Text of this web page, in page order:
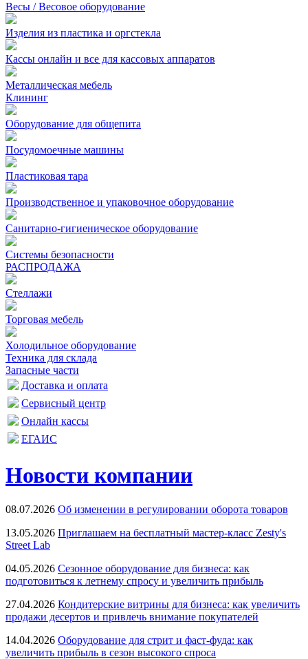
Весы / Весовое оборудование
Изделия из пластика и оргстекла
Кассы онлайн и все для кассовых аппаратов
Металлическая мебель
Клининг
Оборудование для общепита
Посудомоечные машины
Пластиковая тара
Производственное и упаковочное оборудование
Санитарно-гигиеническое оборудование
Системы безопасности
РАСПРОДАЖА
Стеллажи
Торговая мебель
Холодильное оборудование
Техника для склада
Запасные части
Доставка и оплата
Сервисный центр
Онлайн кассы
ЕГАИС
Новости компании
08.07.2026 Об изменении в регулировании оборота товаров
13.05.2026 Приглашаем на бесплатный мастер-класс Zesty's
Street Lab
04.05.2026 Сезонное оборудование для бизнеса: как
подготовиться к летнему спросу и увеличить прибыль
27.04.2026 Кондитерские витрины для бизнеса: как увеличить
продажи десертов и привлечь внимание покупателей
14.04.2026 Оборудование для стрит и фаст-фуда: как
увеличить прибыль в сезон высокого спроса